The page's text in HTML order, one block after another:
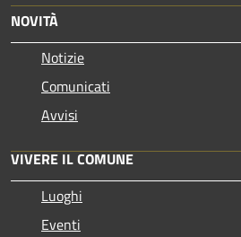
NOVITÀ
Notizie
Comunicati
Avvisi
VIVERE IL COMUNE
Luoghi
Eventi